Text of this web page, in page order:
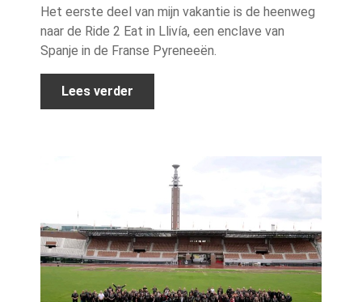
Het eerste deel van mijn vakantie is de heenweg
naar de Ride 2 Eat in Llivía, een enclave van
Spanje in de Franse Pyreneeën.
Lees verder